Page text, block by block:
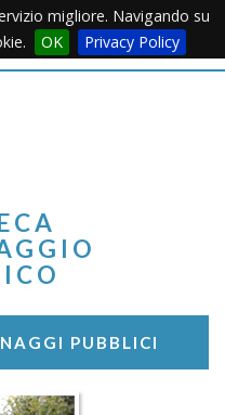
migliore. Navigando su
OK Privacy PolicyMenu
PUBBLICI